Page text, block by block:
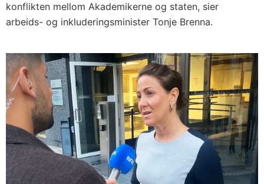
konflikten mellom Akademikerne og staten, sier
arbeids- og inkluderingsminister Tonje Brenna.